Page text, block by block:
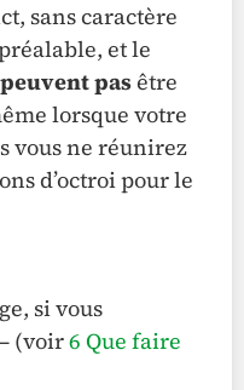
sans caractère
et le
pasêtre
lorsque votre
vous ne réunirez
d’octroi pour le
si vous
(voir6 Que faire